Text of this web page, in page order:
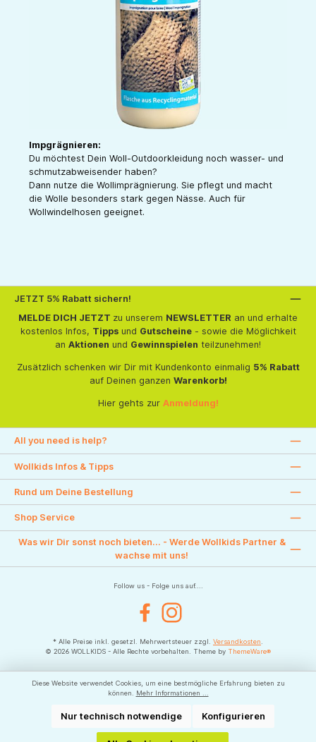
Impgrägnieren:
Du möchtest Dein Woll-Outdoorkleidung noch wasser- und
schmutzabweisender haben?
Dann nutze die Wollimprägnierung. Sie pflegt und macht
die Wolle besonders stark gegen Nässe. Auch für
Wollwindelhosen geeignet.
JETZT 5% Rabatt sichern!
MELDE DICH JETZT zu unserem NEWSLETTER an und erhalte
kostenlos Infos, Tippsund Gutscheine- sowie die Möglichkeit
an Aktionen und Gewinnspielen teilzunehmen!
Zusätzlich schenken wir Dir mit Kundenkonto einmalig 5% Rabatt
auf Deinen ganzen Warenkorb!
Hier gehts zur Anmeldung!
All you need is help?
Wollkids Infos & Tipps
Rund um Deine Bestellung
Shop Service
Was wir Dir sonst noch bieten... - Werde Wollkids Partner &
wachse mit uns!
Follow us - Folge uns auf....
FacebookInstagram
* Alle Preise inkl. gesetzl. Mehrwertsteuer zzgl. Versandkosten
© 2026 WOLLKIDS - Alle Rechte vorbehalten. Theme by ThemeWare®
Diese Website verwendet Cookies, um eine bestmögliche Erfahrung bieten zu
können.
Mehr Informationen ...
Nur technisch notwendige Konfigurieren